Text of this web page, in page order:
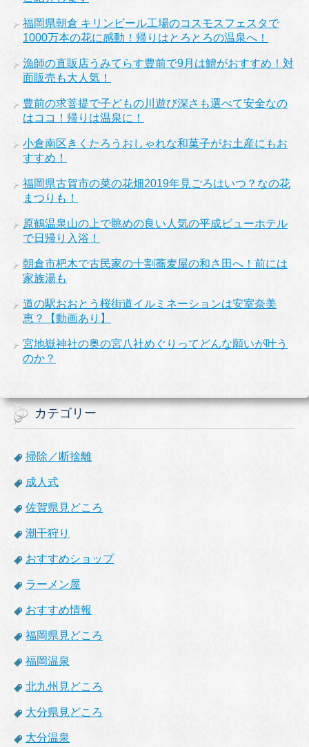
福岡県朝倉 キリンビール工場のコスモスフェスタで
1000万本の花に感動！帰りはとろとろの温泉へ！
漁師の直販店うみてらす豊前で9月は鱧がおすすめ！対
面販売も大人気！
豊前の求菩提で子どもの川遊び深さも選べて安全なの
はココ！帰りは温泉に！
小倉南区きくたろうおしゃれな和菓子がお土産にもお
すすめ！
福岡県古賀市の菜の花畑2019年見ごろはいつ？なの花
まつりも！
原鶴温泉山の上で眺めの良い人気の平成ビューホテル
で日帰り入浴！
朝倉市杷木で古民家の十割蕎麦屋の和さ田へ！前には
家族湯も
道の駅おおとう桜街道イルミネーションは安室奈美
恵？【動画あり】
宮地嶽神社の奥の宮八社めぐりってどんな願いが叶う
のか？
カテゴリー
掃除／断捨離
成人式
佐賀県見どころ
潮干狩り
おすすめショップ
ラーメン屋
おすすめ情報
福岡県見どころ
福岡温泉
北九州見どころ
大分県見どころ
大分温泉